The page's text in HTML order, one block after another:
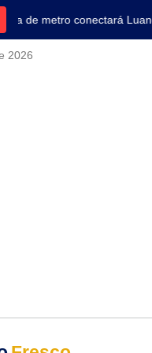
de metro conectará
2026